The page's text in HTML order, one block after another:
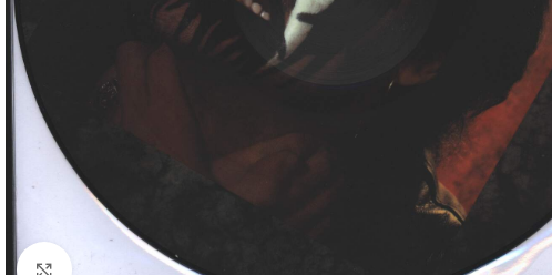
Klick zum Vergrößern